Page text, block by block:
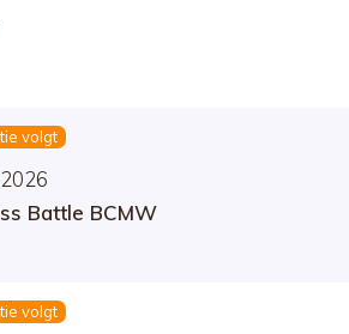
volgt
Battle BCMW
volgt